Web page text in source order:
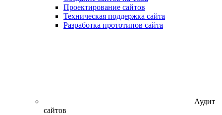
Проектирование сайтов
Техническая поддержка сайта
Разработка прототипов сайта
Аудит
сайтов